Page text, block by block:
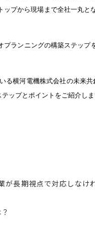
プから現場まで全社一丸と
ランニングの構築ステップ
る横河電機株式会社の未来
ップとポイントをご紹介しま
が長期視点で対応しなけ